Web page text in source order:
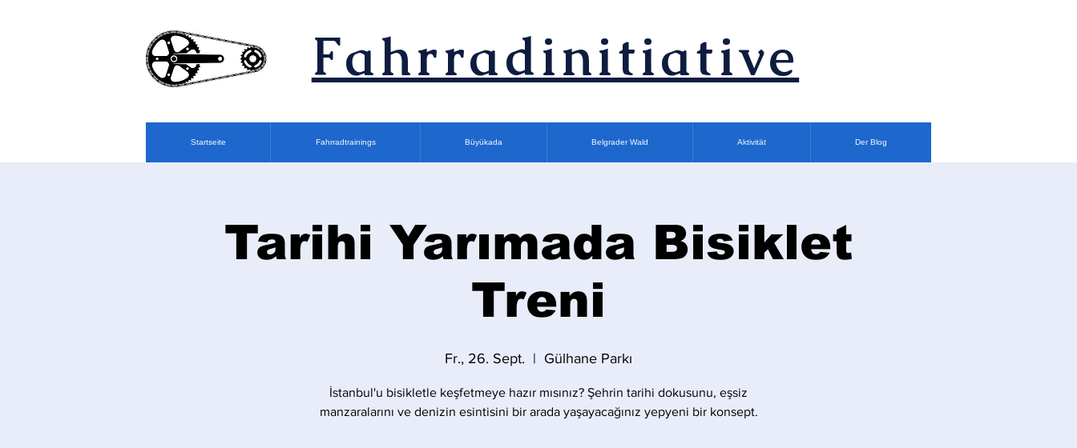
Fahrradinitiative
Startseite Fahrradtrainings Büyükada Belgrader Wald Aktivität Der Blog
Tarihi Yarımada Bisiklet
Treni
Fr., 26. Sept.
  |
Gülhane Parkı
İstanbul'u bisikletle keşfetmeye hazır mısınız? Şehrin tarihi dokusunu, eşsiz
manzaralarını ve denizin esintisini bir arada yaşayacağınız yepyeni bir konsept.